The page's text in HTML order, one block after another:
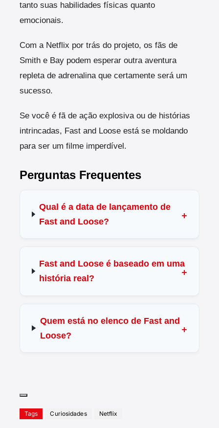
tanto suas habilidades físicas quanto
emocionais.
Com a Netflix por trás do projeto, os fãs de
Smith e Bay podem esperar outra aventura
repleta de adrenalina que certamente será um
sucesso.
Se você é fã de ação explosiva ou de histórias
intrincadas, Fast and Loose está se moldando
para ser um filme imperdível.
Perguntas Frequentes
Qual é a data de lançamento de
Fast and Loose?
Fast and Loose é baseado em uma
história real?
Quem está no elenco de Fast and
Loose?
Tags Curiosidades Netflix